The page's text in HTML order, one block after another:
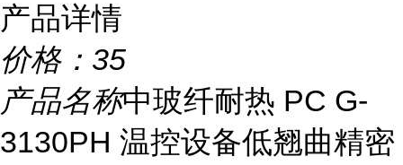
产品详情
价格： 35
产品名称中玻纤耐热 PC G-
3130PH 温控设备低翘曲精密